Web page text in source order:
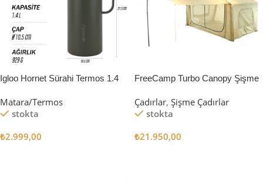
Igloo Hornet Sürahi Termos 1.4
Matara/Termos
stokta
₺2.999,00
FreeCamp Turbo Canopy Şişme
Çadırlar, Şişme Çadırlar
stokta
₺21.950,00